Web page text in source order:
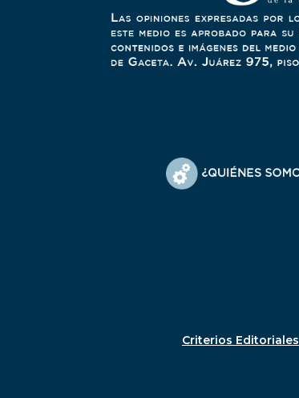
Criterios Editoriales